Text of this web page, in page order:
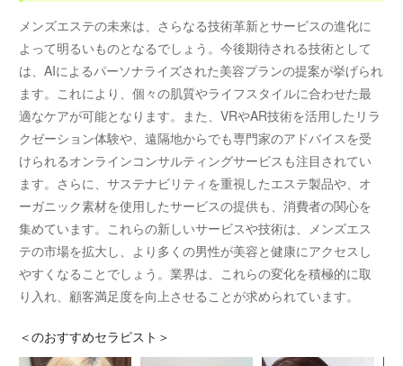
メンズエステの未来は、さらなる技術革新とサービスの進化に
よって明るいものとなるでしょう。今後期待される技術として
は、AIによるパーソナライズされた美容プランの提案が挙げられ
ます。これにより、個々の肌質やライフスタイルに合わせた最
適なケアが可能となります。また、VRやAR技術を活用したリラ
クゼーション体験や、遠隔地からでも専門家のアドバイスを受
けられるオンラインコンサルティングサービスも注目されてい
ます。さらに、サステナビリティを重視したエステ製品や、オ
ーガニック素材を使用したサービスの提供も、消費者の関心を
集めています。これらの新しいサービスや技術は、メンズエス
テの市場を拡大し、より多くの男性が美容と健康にアクセスし
やすくなることでしょう。業界は、これらの変化を積極的に取
り入れ、顧客満足度を向上させることが求められています。
＜のおすすめセラピスト＞